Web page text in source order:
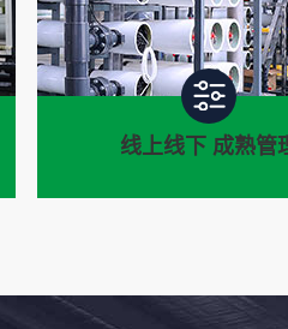
线上线下 成熟管